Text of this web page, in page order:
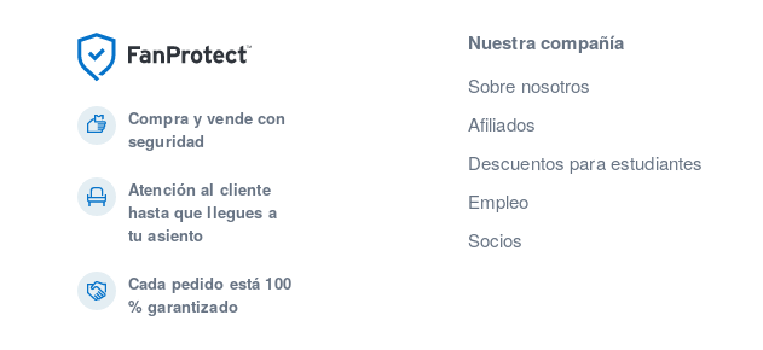
Compra y vende con
seguridad
Atención al cliente
hasta que llegues a
tu asiento
Cada pedido está 100
% garantizado
Nuestra compañía
Sobre nosotros
Afiliados
Descuentos para estudiantes
Empleo
Socios